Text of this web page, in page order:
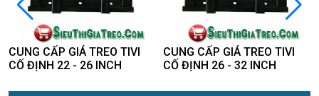
CUNG CẤP GIÁ TREO TIVI
CỐ ĐỊNH 22 - 26 INCH
CUNG CẤP GIÁ TREO TIVI
CỐ ĐỊNH 26 - 32 INCH